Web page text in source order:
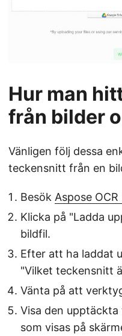
Hur man
från bilder
Vänligen följ dessa
teckensnitt från en
Besök Aspose
Klicka på "Ladda
bildfil.
Efter att ha laddat
"Vilket teckensnitt
Vänta på att
Visa den
som visas på